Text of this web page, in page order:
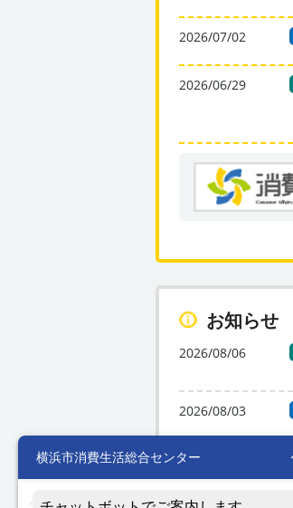
2026/07/02
2026/06/29
お知らせ
2026/08/06
2026/08/03
2026/08/03